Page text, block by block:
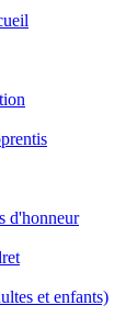
d'honneur
et enfants)